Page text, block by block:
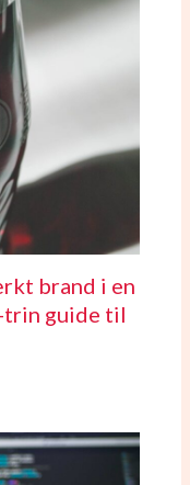
brand i en
guide til